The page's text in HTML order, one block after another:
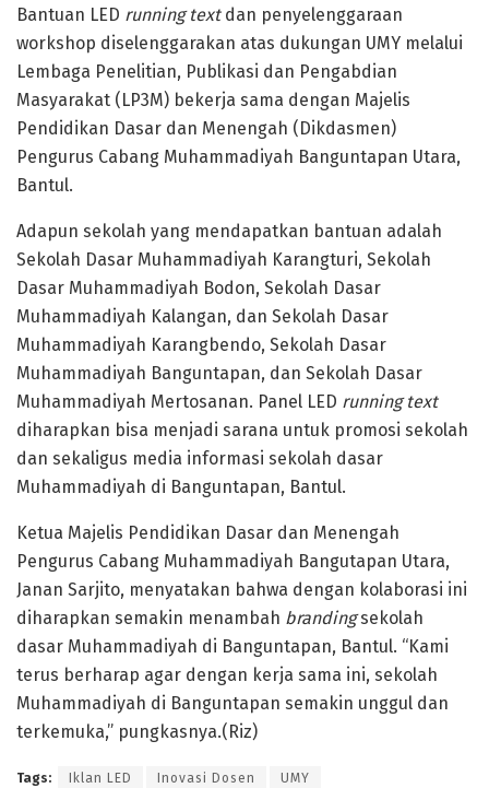
Bantuan LED running textdan penyelenggaraan
workshop diselenggarakan atas dukungan UMY melalui
Lembaga Penelitian, Publikasi dan Pengabdian
Masyarakat (LP3M) bekerja sama dengan Majelis
Pendidikan Dasar dan Menengah (Dikdasmen)
Pengurus Cabang Muhammadiyah Banguntapan Utara,
Bantul.
Adapun sekolah yang mendapatkan bantuan adalah
Sekolah Dasar Muhammadiyah Karangturi, Sekolah
Dasar Muhammadiyah Bodon, Sekolah Dasar
Muhammadiyah Kalangan, dan Sekolah Dasar
Muhammadiyah Karangbendo, Sekolah Dasar
Muhammadiyah Banguntapan, dan Sekolah Dasar
Muhammadiyah Mertosanan. Panel LED running text
diharapkan bisa menjadi sarana untuk promosi sekolah
dan sekaligus media informasi sekolah dasar
Muhammadiyah di Banguntapan, Bantul.
Ketua Majelis Pendidikan Dasar dan Menengah
Pengurus Cabang Muhammadiyah Bangutapan Utara,
Janan Sarjito, menyatakan bahwa dengan kolaborasi ini
diharapkan semakin menambah brandingsekolah
dasar Muhammadiyah di Banguntapan, Bantul. “Kami
terus berharap agar dengan kerja sama ini, sekolah
Muhammadiyah di Banguntapan semakin unggul dan
terkemuka,” pungkasnya.(Riz)
Tags: Iklan LED Inovasi Dosen UMY